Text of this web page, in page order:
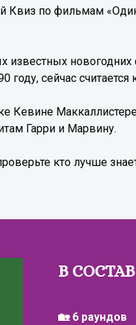
Квиз по фильмам
известных
сейчас
Кевине
Гарри и Марвину.
кто лучше
В
🏡 6 раундов